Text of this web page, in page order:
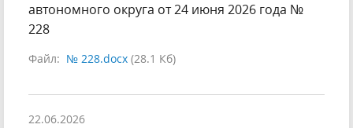
автономного округа от 24 июня 2026 года №
228
Файл: № 228.docx (28.1 Кб)
22.06.2026